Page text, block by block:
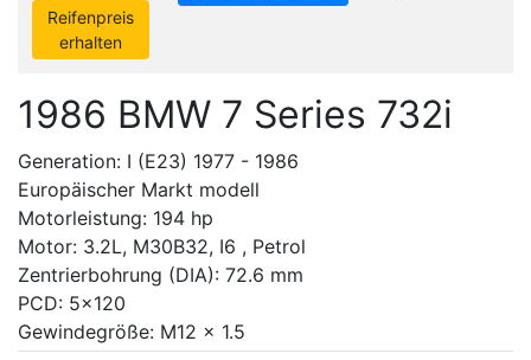
Reifenpreis
erhalten
1986 BMW 7 Series 732i
Generation: I (E23) 1977 - 1986
Europäischer Markt modell
Motorleistung: 194 hp
Motor: 3.2L, M30B32, I6 , Petrol
Zentrierbohrung (DIA): 72.6 mm
PCD: 5x120
Gewindegröße: M12 x 1.5